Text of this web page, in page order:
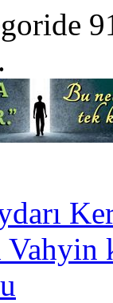
Vahyin